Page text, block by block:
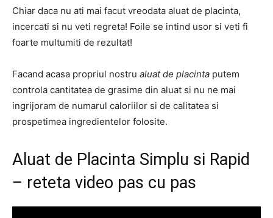
Chiar daca nu ati mai facut vreodata aluat de placinta,
incercati si nu veti regreta! Foile se intind usor si veti fi
foarte multumiti de rezultat!
Facand acasa propriul nostru aluat de placinta putem
controla cantitatea de grasime din aluat si nu ne mai
ingrijoram de numarul caloriilor si de calitatea si
prospetimea ingredientelor folosite.
Aluat de Placinta Simplu si Rapid
– reteta video pas cu pas